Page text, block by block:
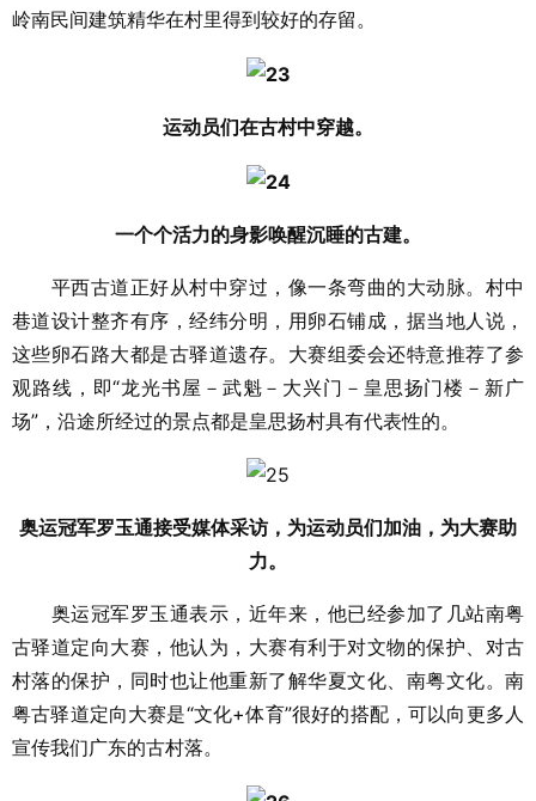
岭南民间建筑精华在村里得到较好的存留。
运动员们在古村中穿越。
一个个活力的身影唤醒沉睡的古建。
平西古道正好从村中穿过，像一条弯曲的大动脉。村中
巷道设计整齐有序，经纬分明，用卵石铺成，据当地人说，
这些卵石路大都是古驿道遗存。大赛组委会还特意推荐了参
观路线，即“龙光书屋－武魁－大兴门－皇思扬门楼－新广
场”，沿途所经过的景点都是皇思扬村具有代表性的。
奥运冠军罗玉通接受媒体采访，为运动员们加油，为大赛助
力。
奥运冠军罗玉通表示，近年来，他已经参加了几站南粤
古驿道定向大赛，他认为，大赛有利于对文物的保护、对古
村落的保护，同时也让他重新了解华夏文化、南粤文化。南
粤古驿道定向大赛是“文化+体育”很好的搭配，可以向更多人
宣传我们广东的古村落。